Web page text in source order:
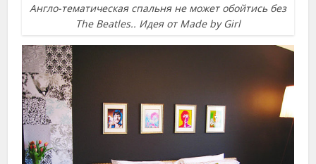
Англо-тематическая спальня не может обойтись без
The Beatles.. Идея от Made by Girl